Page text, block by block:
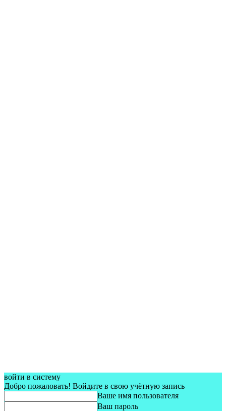
войти в систему
Добро пожаловать! Войдите в свою учётную запись
Ваше имя пользователя
Ваш пароль